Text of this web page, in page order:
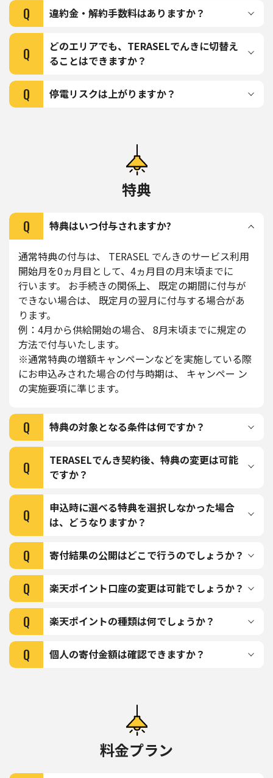
Q 違約金・解約手数料はありますか？
Q
どのエリアでも、TERASELでんきに切替え
ることはできますか？
Q 停電リスクは上がりますか？
特典
Q 特典はいつ付与されますか?
通常特典の付与は、 TERASEL でんきのサービス利用
開始月を0ヵ月目として、4ヵ月目の月末頃までに
行います。 お手続きの関係上、 既定の期間に付与が
できない場合は、 既定月の翌月に付与する場合があ
ります。
例：4月から供給開始の場合、 8月末頃までに規定の
方法で付与いたします。
※通常特典の増額キャンペーンなどを実施している際
にお申込みされた場合の付与時期は、 キャンペー ン
の実施要項に準じます。
Q 特典の対象となる条件は何ですか？
Q
TERASELでんき契約後、特典の変更は可能
ですか？
Q
申込時に選べる特典を選択しなかった場合
は、どうなりますか？
Q 寄付結果の公開はどこで行うのでしょうか？
Q 楽天ポイント⼝座の変更は可能でしょうか？
Q 楽天ポイントの種類は何でしょうか？
Q 個⼈の寄付⾦額は確認できますか？
料金プラン